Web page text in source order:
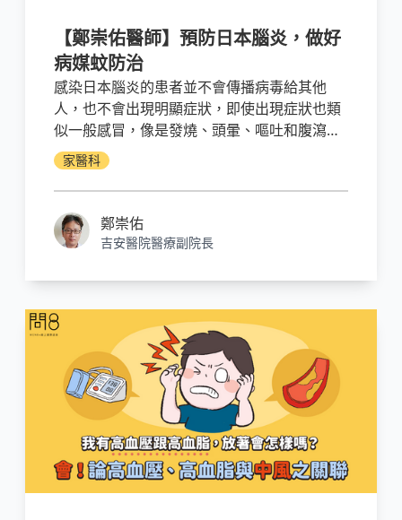
【鄭崇佑醫師】預防日本腦炎，做好
病媒蚊防治
感染日本腦炎的患者並不會傳播病毒給其他
人，也不會出現明顯症狀，即使出現症狀也類
似一般感冒，像是發燒、頭暈、嘔吐和腹瀉等
等，然而病情嚴重者會出現某些神經學症狀。
並沒有積極的治療手段，除了針對症狀進行緩
解之外，就得依賴支持性療法以及患者本身的
免疫能力了。最直接有效的預防方法就是注射
疫苗。
家醫科
鄭崇佑
吉安醫院醫療副院長